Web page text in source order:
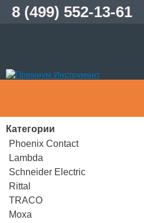
8 (499) 552-13-61
Категории
Phoenix Contact
Lambda
Schneider Electric
Rittal
TRACO
Moxa